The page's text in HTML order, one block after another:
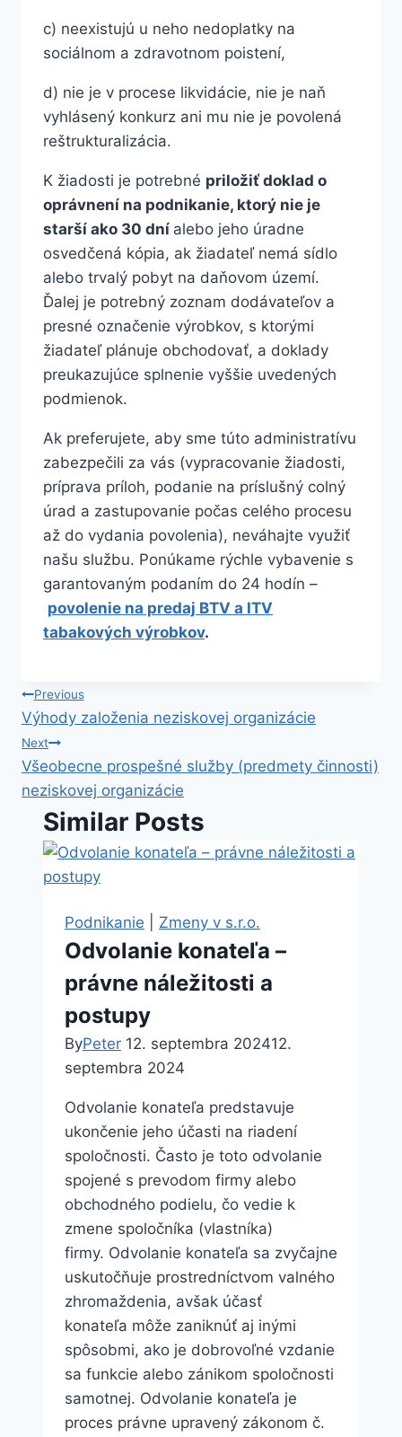
c) neexistujú u neho nedoplatky na
sociálnom a zdravotnom poistení,
d) nie je v procese likvidácie, nie je naň
vyhlásený konkurz ani mu nie je povolená
reštrukturalizácia.
K žiadosti je potrebné priložiť doklad o
oprávnení na podnikanie, ktorý nie je
starší ako 30 dní alebo jeho úradne
osvedčená kópia, ak žiadateľ nemá sídlo
alebo trvalý pobyt na daňovom území.
Ďalej je potrebný zoznam dodávateľov a
presné označenie výrobkov, s ktorými
žiadateľ plánuje obchodovať, a doklady
preukazujúce splnenie vyššie uvedených
podmienok.
Ak preferujete, aby sme túto administratívu
zabezpečili za vás (vypracovanie žiadosti,
príprava príloh, podanie na príslušný colný
úrad a zastupovanie počas celého procesu
až do vydania povolenia), neváhajte využiť
našu službu. Ponúkame rýchle vybavenie s
garantovaným podaním do 24 hodín –
povolenie na predaj BTV a ITV
tabakových výrobkov.
Navigácia
v
článku
Previous
Výhody založenia neziskovej organizácie
Next
Všeobecne prospešné služby (predmety činnosti)
neziskovej organizácie
Similar Posts
Podnikanie Zmeny v s.r.o.
Odvolanie konateľa –
právne náležitosti a
postupy
ByPeter 12. septembra 202412.
septembra 2024
Odvolanie konateľa predstavuje
ukončenie jeho účasti na riadení
spoločnosti. Často je toto odvolanie
spojené s prevodom firmy alebo
obchodného podielu, čo vedie k
zmene spoločníka (vlastníka)
firmy. Odvolanie konateľa sa zvyčajne
uskutočňuje prostredníctvom valného
zhromaždenia, avšak účasť
konateľa môže zaniknúť aj inými
spôsobmi, ako je dobrovoľné vzdanie
sa funkcie alebo zánikom spoločnosti
samotnej. Odvolanie konateľa je
proces právne upravený zákonom č.